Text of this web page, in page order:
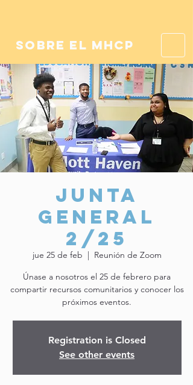
sobre el mhcp
Junta
General
2/25
jue 25 de feb
  |
Reunión de Zoom
Únase a nosotros el 25 de febrero para
compartir recursos comunitarios y conocer los
próximos eventos.
Registration is Closed
See other events